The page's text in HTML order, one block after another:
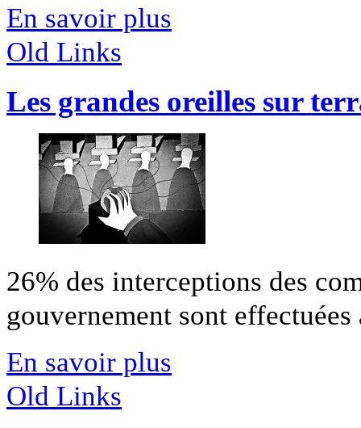
En savoir plus
Old Links
Les grandes oreilles sur
26% des interceptions des
gouvernement sont
En savoir plus
Old Links